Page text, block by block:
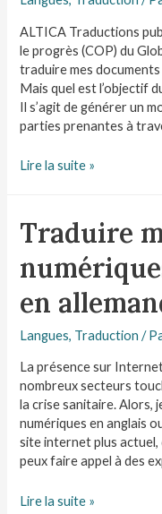
ALTICA Traductions
le progrès (COP) du
traduire mes documents
Mais quel est l’objectif
Il s’agit de générer un
parties prenantes à
Lire la suite »
Traduire
en
Langues, Traduction /
La présence sur
nombreux secteurs
la crise sanitaire. Alors,
numériques en anglais
site internet plus actuel,
peux faire appel à des
Lire la suite »